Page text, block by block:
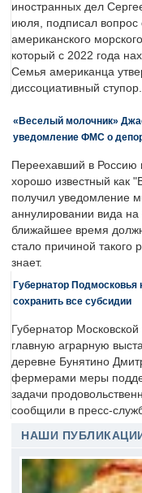
иностранных дел
июля, подписал
американского
который с 2022 года
Семья американца
диссоциативный ступор.
«Веселый молочник»
уведомление ФМС о
Переехавший в
хорошо известный как
получил уведомление
аннулировании вида на
ближайшее время
стало причиной
знает.
Губернатор
сохранить все субсидии
Губернатор
главную аграрную
деревне Бунятино
фермерами меры
задачи
сообщили в пресс-
НАШИ